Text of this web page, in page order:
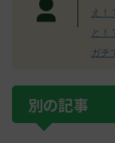
え！
と！
ガチ
別の記事